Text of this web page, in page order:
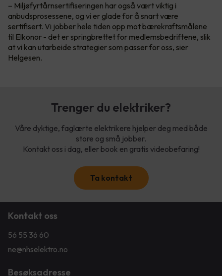
– Miljøfyrtårnsertifiseringen har også vært viktig i
anbudsprosessene, og vi er glade for å snart være
sertifisert. Vi jobber hele tiden opp mot bærekraftsmålene
til Elkonor - det er springbrettet for medlemsbedriftene, slik
at vi kan utarbeide strategier som passer for oss, sier
Helgesen.
Trenger du elektriker?
Våre dyktige, faglærte elektrikere hjelper deg med både
store og små jobber.
Kontakt oss i dag, eller book en gratis videobefaring!
Ta kontakt
Kontakt oss
56 55 36 60
ne@nhselektro.no
Besøksadresse